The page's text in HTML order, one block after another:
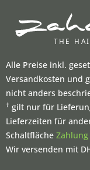
Alle Preise inkl.
Versandkosten und
nicht anders
† gilt nur für
Lieferzeiten für
Schaltfläche
Wir versenden mit